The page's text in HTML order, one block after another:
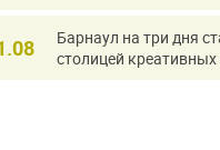
Барнаул на три дня
столицей креативных